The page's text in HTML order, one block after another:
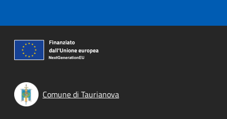
Comune di Taurianova